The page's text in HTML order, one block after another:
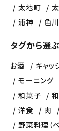
太地町
浦神
色川
タグから選ぶ
お酒 キャッ
モーニング
和菓子
洋食
肉
野菜料理（